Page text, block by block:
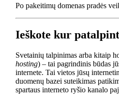
Po pakeitimų domenas pradės
Ieškote kur
Svetainių talpinimas arba kitaip
hosting) – tai pagrindinis būdas
internete. Tai vietos jūsų
duomenų bazei suteikimas
spartaus interneto ryšio kanalo